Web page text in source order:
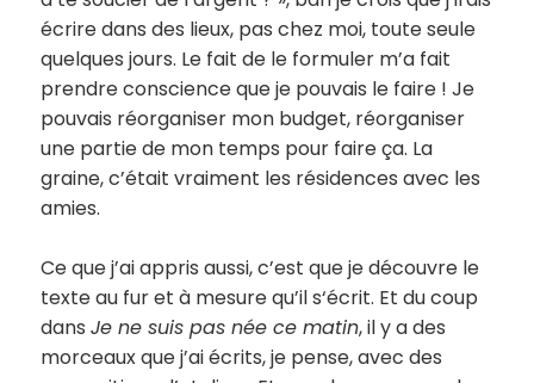
écrire dans des lieux, pas chez moi, toute seule
quelques jours. Le fait de le formuler m’a fait
prendre conscience que je pouvais le faire ! Je
pouvais réorganiser mon budget, réorganiser
une partie de mon temps pour faire ça. La
graine, c’était vraiment les résidences avec les
amies.
Ce que j’ai appris aussi, c’est que je découvre le
texte au fur et à mesure qu’il s‘écrit. Et du coup
dansJe ne suis pas née ce matin, il y a des
morceaux que j’ai écrits, je pense, avec des